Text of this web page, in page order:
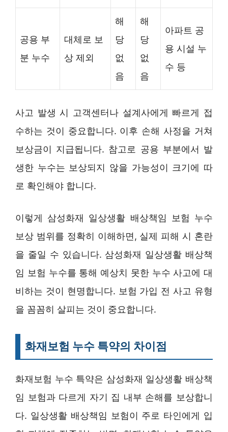
공용 부
분 누수
대체로 보
상 제외
해
당
없
음
해
당
없
음
아파트 공
용 시설 누
수 등
사고 발생 시 고객센터나 설계사에게 빠르게 접
수하는 것이 중요합니다. 이후 손해 사정을 거쳐
보상금이 지급됩니다. 참고로 공용 부분에서 발
생한 누수는 보상되지 않을 가능성이 크기에 따
로 확인해야 합니다.
이렇게 삼성화재 일상생활 배상책임 보험 누수
보상 범위를 정확히 이해하면, 실제 피해 시 혼란
을 줄일 수 있습니다. 삼성화재 일상생활 배상책
임 보험 누수를 통해 예상치 못한 누수 사고에 대
비하는 것이 현명합니다. 보험 가입 전 사고 유형
을 꼼꼼히 살피는 것이 중요합니다.
화재보험 누수 특약의 차이점
화재보험 누수 특약은 삼성화재 일상생활 배상책
임 보험과 다르게 자기 집 내부 손해를 보상합니
다. 일상생활 배상책임 보험이 주로 타인에게 입